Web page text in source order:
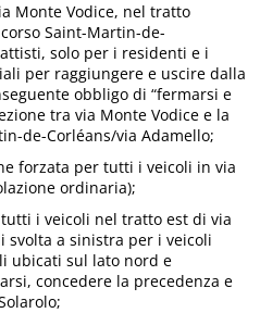
Monte Vodice, nel tratto
Saint-Martin-de-
solo per i residenti e i
per raggiungere e uscire dalla
obbligo di “fermarsi e
tra via Monte Vodice e la
de-Corléans/via Adamello;
forzata per tutti i veicoli in via
ordinaria);
i veicoli nel tratto est di via
svolta a sinistra per i veicoli
ubicati sul lato nord e
concedere la precedenza e